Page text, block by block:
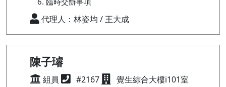
代理人：林姿均 / 王大成
陳子璿
組員 #2167
覺生綜合大樓i101室